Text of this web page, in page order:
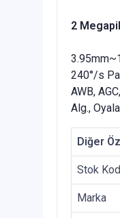
2
240°/s
AWB,
Alg.,
Diğer
Stok
Marka